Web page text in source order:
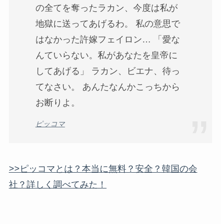
の全てを奪ったラカン、今度は私が
地獄に送ってあげるわ。 私の意思で
はなかった許嫁フェイロン… 「愛な
んていらない。私があなたを皇帝に
してあげる」 ラカン、ビエナ、待っ
てなさい。 あんたなんかこっちから
お断りよ。
ピッコマ
>>ピッコマとは？本当に無料？安全？韓国の会
社？詳しく調べてみた！